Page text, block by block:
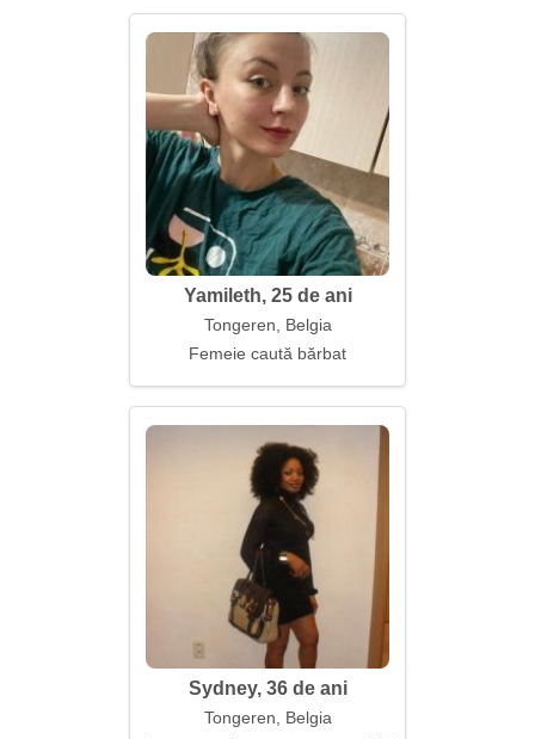
Yamileth, 25 de ani
Tongeren, Belgia
Femeie caută bărbat
Sydney, 36 de ani
Tongeren, Belgia